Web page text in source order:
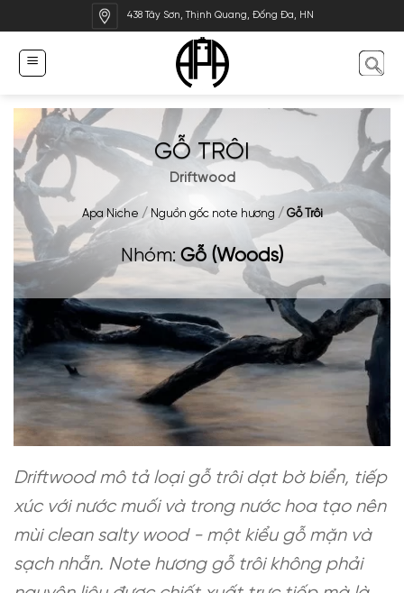
qua
dung
438 Tây Sơn, Thịnh Quang, Đống Đa, HN
GỖ TRÔI
Driftwood
Apa Niche / Nguồn gốc note hương / Gỗ Trôi
Nhóm: Gỗ (Woods)
Driftwood mô tả loại gỗ trôi dạt bờ biển, tiếp
xúc với nước muối và trong nước hoa tạo nên
mùi clean salty wood - một kiểu gỗ mặn và
sạch nhẵn. Note hương gỗ trôi không phải